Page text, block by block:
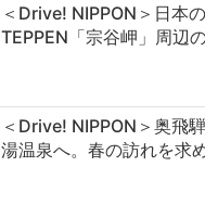
＜Drive! NIPPON＞日本の
TEPPEN「宗谷岬」周辺
＜Drive! NIPPON＞奥飛
湯温泉へ。春の訪れを求